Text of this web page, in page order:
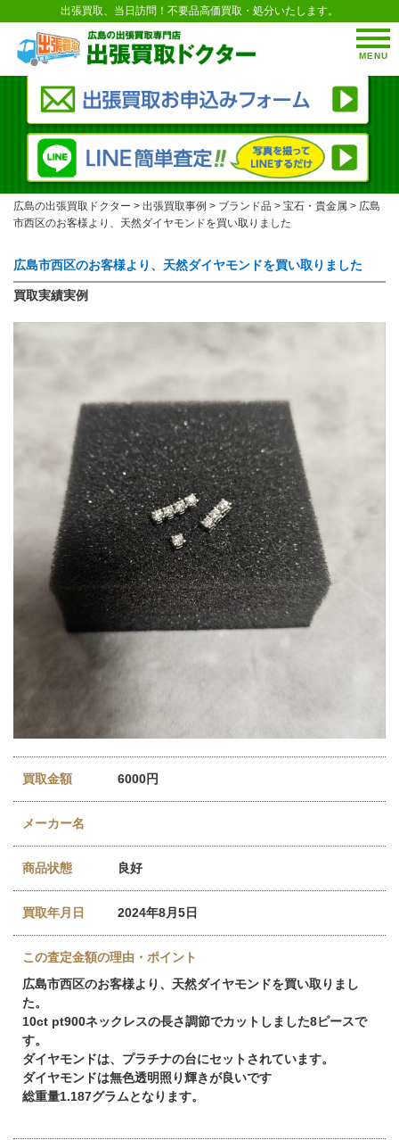
MENU
出張買取、当日訪問！不要品高価買取・処分いたします。
広島の出張買取ドクター > 出張買取事例 > ブランド品 > 宝石・貴金属 > 広島
市西区のお客様より、天然ダイヤモンドを買い取りました
広島市西区のお客様より、天然ダイヤモンドを買い取りました
買取実績実例
買取金額 6000円
メーカー名
商品状態 良好
買取年月日 2024年8月5日
この査定金額の理由・ポイント
広島市西区のお客様より、天然ダイヤモンドを買い取りまし
た。
10ct pt900ネックレスの長さ調節でカットしました8ピースで
す。
ダイヤモンドは、プラチナの台にセットされています。
ダイヤモンドは無色透明照り輝きが良いです
総重量1.187グラムとなります。